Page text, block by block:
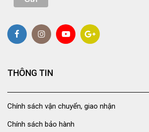
THÔNG TIN
Chính sách vận chuyển, giao nhận
Chính sách bảo hành